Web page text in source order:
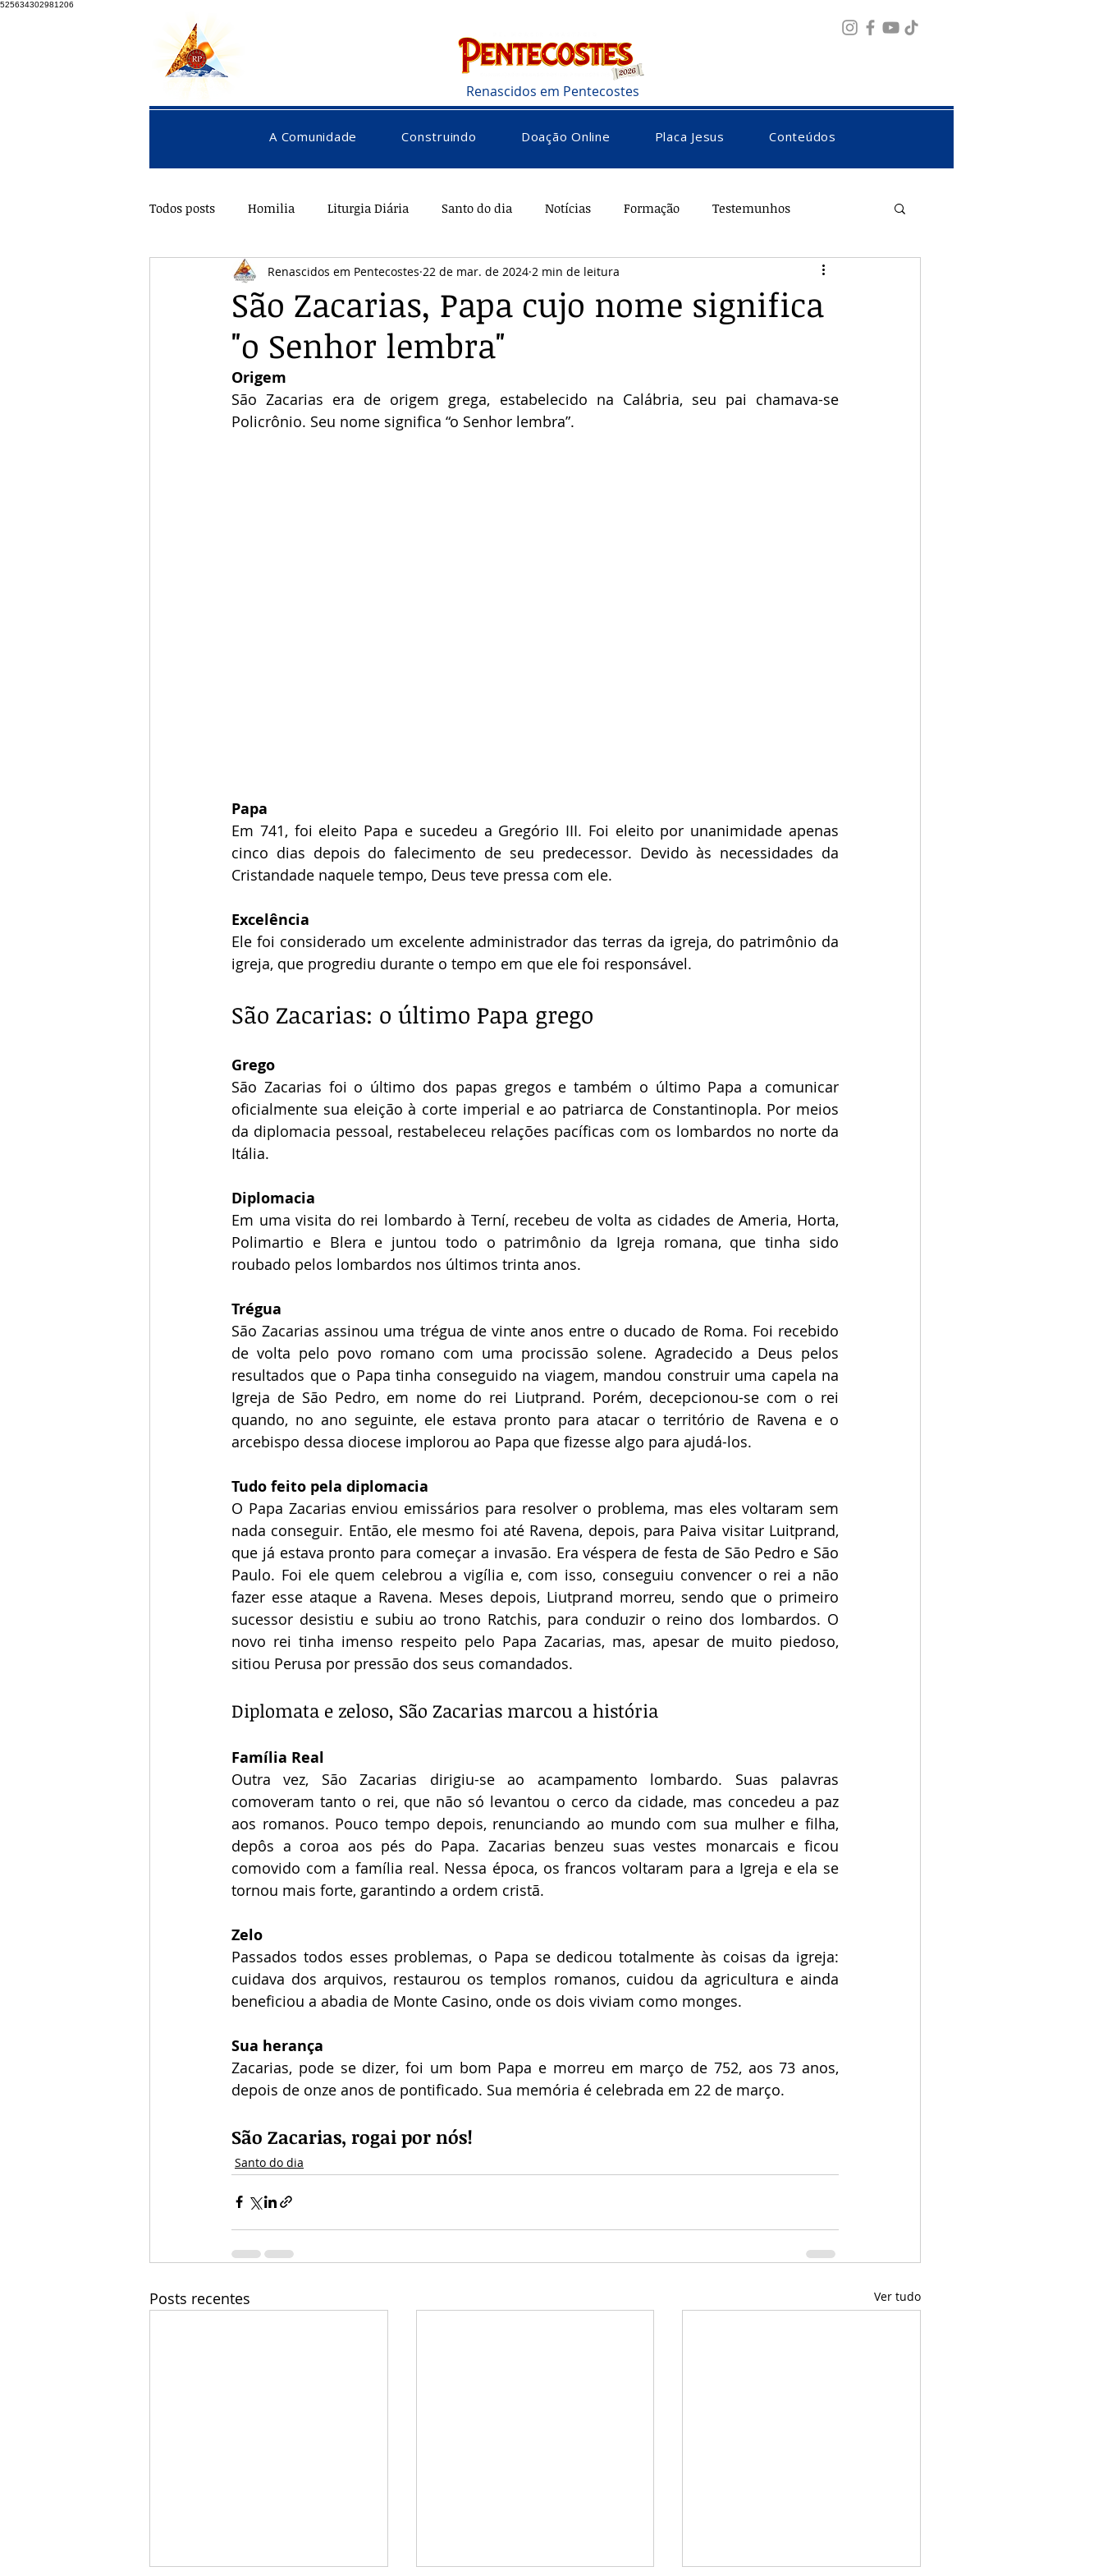
525634302981206
Renascidos em Pentecostes
A Comunidade Construindo Doação Online Placa Jesus Conteúdos
Todos posts Homilia Liturgia Diária Santo do dia Notícias Formação Testemunhos
Pentecostes Galeria Orações Saúde Diversos Vocacional
São Zacarias, Papa cujo nome significa
"o Senhor lembra"
Renascidos em Pentecostes 22 de mar. de 2024 2 min de leitura
Origem
São Zacarias era de origem grega, estabelecido na Calábria, seu pai chamava-se
Policrônio. Seu nome significa “o Senhor lembra”.
Papa
Em 741, foi eleito Papa e sucedeu a Gregório III. Foi eleito por unanimidade apenas
cinco dias depois do falecimento de seu predecessor. Devido às necessidades da
Cristandade naquele tempo, Deus teve pressa com ele.
Excelência
Ele foi considerado um excelente administrador das terras da igreja, do patrimônio da
igreja, que progrediu durante o tempo em que ele foi responsável.
São Zacarias: o último Papa grego
Grego
São Zacarias foi o último dos papas gregos e também o último Papa a comunicar
oficialmente sua eleição à corte imperial e ao patriarca de Constantinopla. Por meios
da diplomacia pessoal, restabeleceu relações pacíficas com os lombardos no norte da
Itália.
Diplomacia
Em uma visita do rei lombardo à Terní, recebeu de volta as cidades de Ameria, Horta,
Polimartio e Blera e juntou todo o patrimônio da Igreja romana, que tinha sido
roubado pelos lombardos nos últimos trinta anos.
Trégua
São Zacarias assinou uma trégua de vinte anos entre o ducado de Roma. Foi recebido
de volta pelo povo romano com uma procissão solene. Agradecido a Deus pelos
resultados que o Papa tinha conseguido na viagem, mandou construir uma capela na
Igreja de São Pedro, em nome do rei Liutprand. Porém, decepcionou-se com o rei
quando, no ano seguinte, ele estava pronto para atacar o território de Ravena e o
arcebispo dessa diocese implorou ao Papa que fizesse algo para ajudá-los.
Tudo feito pela diplomacia
O Papa Zacarias enviou emissários para resolver o problema, mas eles voltaram sem
nada conseguir. Então, ele mesmo foi até Ravena, depois, para Paiva visitar Luitprand,
que já estava pronto para começar a invasão. Era véspera de festa de São Pedro e São
Paulo. Foi ele quem celebrou a vigília e, com isso, conseguiu convencer o rei a não
fazer esse ataque a Ravena. Meses depois, Liutprand morreu, sendo que o primeiro
sucessor desistiu e subiu ao trono Ratchis, para conduzir o reino dos lombardos. O
novo rei tinha imenso respeito pelo Papa Zacarias, mas, apesar de muito piedoso,
sitiou Perusa por pressão dos seus comandados.
Diplomata e zeloso, São Zacarias marcou a história
Família Real
Outra vez, São Zacarias dirigiu-se ao acampamento lombardo. Suas palavras
comoveram tanto o rei, que não só levantou o cerco da cidade, mas concedeu a paz
aos romanos. Pouco tempo depois, renunciando ao mundo com sua mulher e filha,
depôs a coroa aos pés do Papa. Zacarias benzeu suas vestes monarcais e ficou
comovido com a família real. Nessa época, os francos voltaram para a Igreja e ela se
tornou mais forte, garantindo a ordem cristã.
Zelo
Passados todos esses problemas, o Papa se dedicou totalmente às coisas da igreja:
cuidava dos arquivos, restaurou os templos romanos, cuidou da agricultura e ainda
beneficiou a abadia de Monte Casino, onde os dois viviam como monges.
Sua herança
Zacarias, pode se dizer, foi um bom Papa e morreu em março de 752, aos 73 anos,
depois de onze anos de pontificado. Sua memória é celebrada em 22 de março.
São Zacarias, rogai por nós!
Santo do dia
Posts recentes Ver tudo